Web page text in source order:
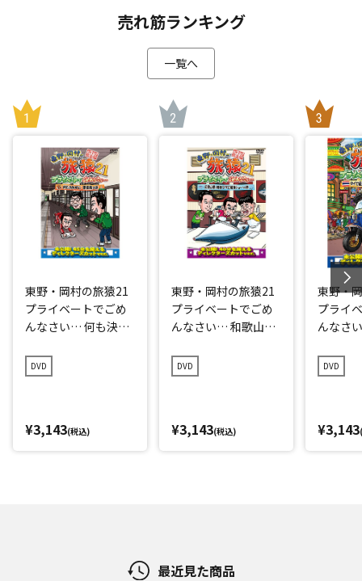
売れ筋ランキング
一覧へ
東野・岡村の旅猿21
プライベートでごめ
んなさい… 何も決め
ミアム完全版
DVD
¥3,143(税込)
東野・岡村の旅猿21
プライベートでごめ
んなさい… 和歌山県
ョーへの旅 プレミア
ム完全版
DVD
¥3,143(税込)
東野・
プライ
んなさ
編 プレ
DVD
¥3,143
最近見た商品